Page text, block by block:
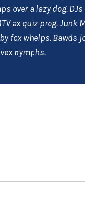
over a lazy dog.
ax quiz prog. Junk
fox whelps. Bawds
nymphs.